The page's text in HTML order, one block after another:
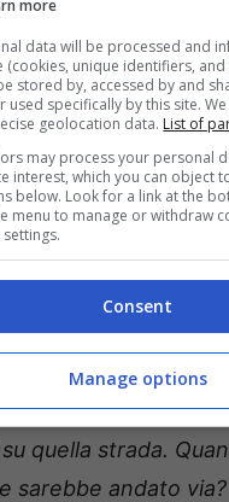
di Sartori
il focus sull’addio di
restasse,
sul nostro
nostro progetto,
bene. Il perché
che un ciclo fosse
anche se tu
a fargli cambiare
quella strada.
sarebbe andato
more
data will be processed and
(cookies, unique identifiers,
stored by, accessed by and
used specifically by this site.
geolocation data. List of
may process your personal
interest, which you can object
below. Look for a link at the
menu to manage or withdraw
Consent
Manage options